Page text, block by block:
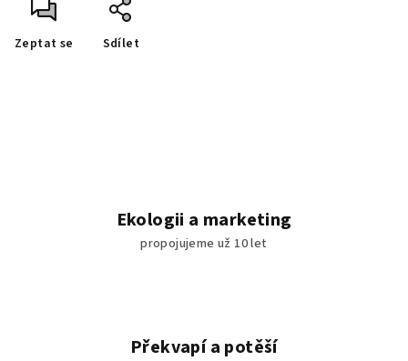
Zeptat se Sdílet
Ekologii a marketing
propojujeme už 10 let
Překvapí a potěší